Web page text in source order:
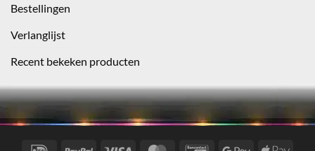
Bestellingen
Verlanglijst
Recent bekeken producten